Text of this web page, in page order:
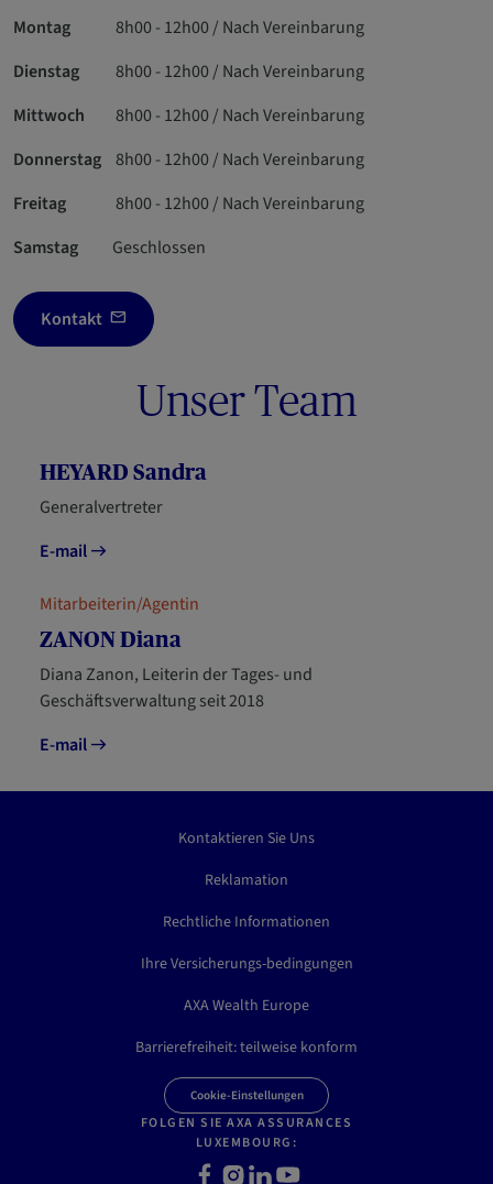
Montag
8h00 - 12h00 / Nach Vereinbarung
Dienstag
8h00 - 12h00 / Nach Vereinbarung
Mittwoch
8h00 - 12h00 / Nach Vereinbarung
Donnerstag 8h00 - 12h00 / Nach Vereinbarung
Freitag
8h00 - 12h00 / Nach Vereinbarung
Samstag
Geschlossen
Kontakt
Unser Team
HEYARD Sandra
Generalvertreter
E-mail
Mitarbeiterin/Agentin
ZANON Diana
Diana Zanon, Leiterin der Tages- und
Geschäftsverwaltung seit 2018
E-mail
Kontaktieren Sie Uns
Reklamation
Rechtliche Informationen
Ihre Versicherungs-bedingungen
AXA Wealth Europe
Barrierefreiheit: teilweise konform
Cookie-Einstellungen
FOLGEN SIE AXA ASSURANCES
LUXEMBOURG:
F I L Y